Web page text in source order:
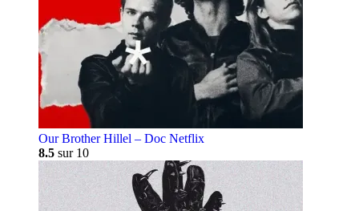
Our Brother Hillel – Doc Netflix
8.5 sur 10